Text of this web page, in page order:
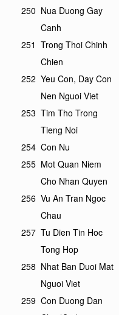
250 Nua Duong Gay
Canh
251 Trong Thoi Chinh
Chien
252 Yeu Con, Day Con
Nen Nguoi Viet
253 Tim Tho Trong
Tieng Noi
254 Con Nu
255 Mot Quan Niem
Cho Nhan Quyen
256 Vu An Tran Ngoc
Chau
257 Tu Dien Tin Hoc
Tong Hop
258 Nhat Ban Duoi Mat
Nguoi Viet
259 Con Duong Dan